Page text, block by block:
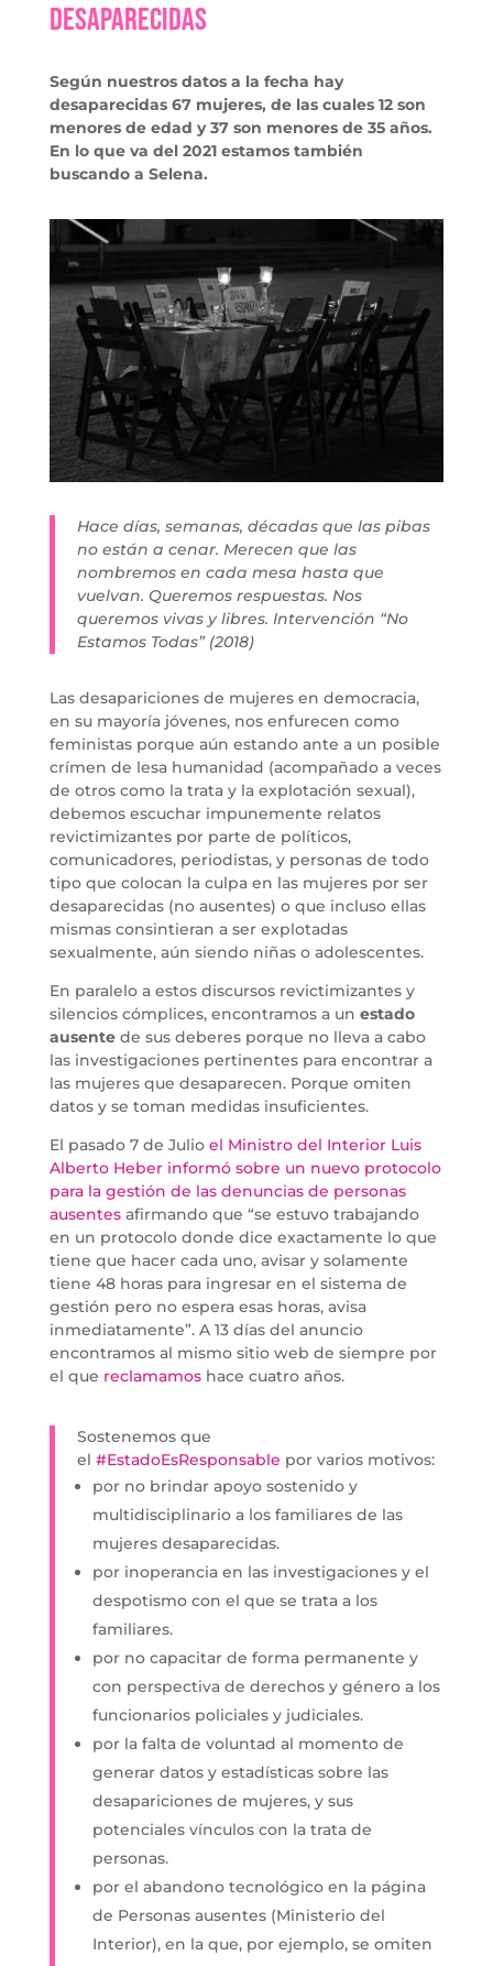
Desaparecidas
Según nuestros datos a la fecha hay
desaparecidas 67 mujeres, de las cuales 12 son
menores de edad y 37 son menores de 35 años.
En lo que va del 2021 estamos también
buscando a Selena.
Hace días, semanas, décadas que las pibas
no están a cenar. Merecen que las
nombremos en cada mesa hasta que
vuelvan. Queremos respuestas. Nos
queremos vivas y libres. Intervención “No
Estamos Todas” (2018)
Las desapariciones de mujeres en democracia,
en su mayoría jóvenes, nos enfurecen como
feministas porque aún estando ante a un posible
crímen de lesa humanidad (acompañado a veces
de otros como la trata y la explotación sexual),
debemos escuchar impunemente relatos
revictimizantes por parte de políticos,
comunicadores, periodistas, y personas de todo
tipo que colocan la culpa en las mujeres por ser
desaparecidas (no ausentes) o que incluso ellas
mismas consintieran a ser explotadas
sexualmente, aún siendo niñas o adolescentes.
En paralelo a estos discursos revictimizantes y
silencios cómplices, encontramos a un estado
ausentede sus deberes porque no lleva a cabo
las investigaciones pertinentes para encontrar a
las mujeres que desaparecen. Porque omiten
datos y se toman medidas insuficientes.
El pasado 7 de Julio el Ministro del Interior Luis
Alberto Heber informó sobre un nuevo protocolo
para la gestión de las denuncias de personas
ausentesafirmando que “se estuvo trabajando
en un protocolo donde dice exactamente lo que
tiene que hacer cada uno, avisar y solamente
tiene 48 horas para ingresar en el sistema de
gestión pero no espera esas horas, avisa
inmediatamente”. A 13 días del anuncio
encontramos al mismo sitio web de siempre por
el que reclamamoshace cuatro años.
Sostenemos que
el #EstadoEsResponsable por varios motivos:
por no brindar apoyo sostenido y
multidisciplinario a los familiares de las
mujeres desaparecidas.
por inoperancia en las investigaciones y el
despotismo con el que se trata a los
familiares.
por no capacitar de forma permanente y
con perspectiva de derechos y género a los
funcionarios policiales y judiciales.
por la falta de voluntad al momento de
generar datos y estadísticas sobre las
desapariciones de mujeres, y sus
potenciales vínculos con la trata de
personas.
por el abandono tecnológico en la página
de Personas ausentes (Ministerio del
Interior), en la que, por ejemplo, se omiten